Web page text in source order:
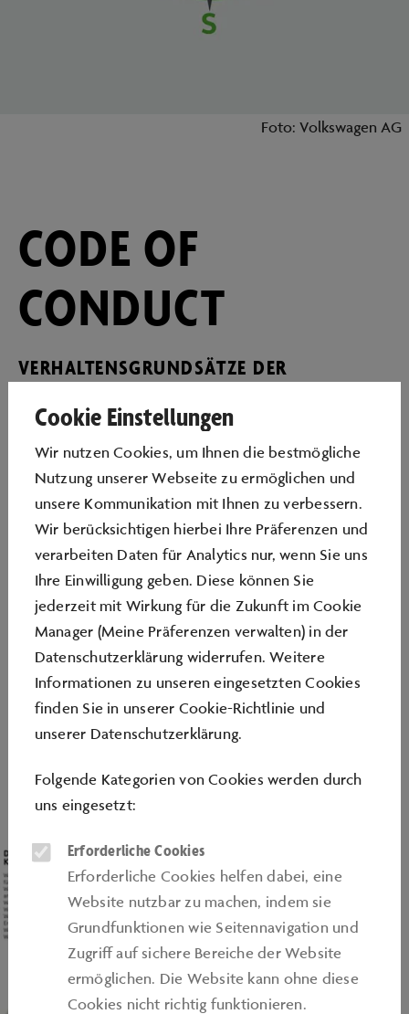
Foto: Volkswagen AG
CODE OF
CONDUCT
VERHALTENSGRUNDSÄTZE DER
Der Code of Conduct, UNSER CODE, ist das ethische
und wertebasierte Fundament für integres und
regelkonformes Handeln im Volkswagen Konzern. Er
gilt als verbindliche Leitlinie für alle Beschäftigten in
allen Marken und Gesellschaften – weltweit.
Hier finden sie die vollständige Unterlage:
Code of Conduct
Cookie Einstellungen
Wir nutzen Cookies, um Ihnen die bestmögliche
Nutzung unserer Webseite zu ermöglichen und
unsere Kommunikation mit Ihnen zu verbessern.
Wir berücksichtigen hierbei Ihre Präferenzen und
verarbeiten Daten für Analytics nur, wenn Sie uns
Ihre Einwilligung geben. Diese können Sie
jederzeit mit Wirkung für die Zukunft im Cookie
Manager (Meine Präferenzen verwalten) in der
Datenschutzerklärung widerrufen. Weitere
Informationen zu unseren eingesetzten Cookies
finden Sie in unserer Cookie-Richtlinie und
unserer Datenschutzerklärung.
Folgende Kategorien von Cookies werden durch
uns eingesetzt:
Erforderliche Cookies
Erforderliche Cookies helfen dabei, eine
Website nutzbar zu machen, indem sie
Grundfunktionen wie Seitennavigation und
Zugriﬀ auf sichere Bereiche der Website
ermöglichen. Die Website kann ohne diese
Cookies nicht richtig funktionieren.